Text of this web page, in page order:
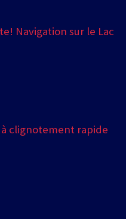
Navigation sur le Lac
clignotement rapide